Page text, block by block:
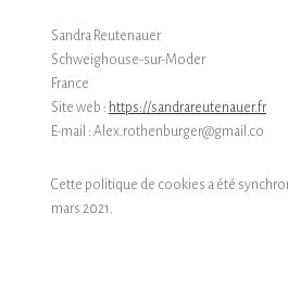
Sandra Reutenauer
Schweighouse-sur-Moder
France
Site web : https://sandrareutenauer.fr
E-mail : Alex.rothenburger@gmail.co
Cette politique de cookies a été
mars 2021.